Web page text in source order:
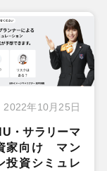
2022年10月25日
・サラリーマ
家向け マン
投資シミュレ